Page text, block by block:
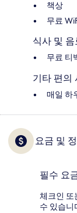
책상
무료
식사 및 음
무료 티
기타 편의
매일 하
요금 및
필수 요
체크인 또
수 있습니